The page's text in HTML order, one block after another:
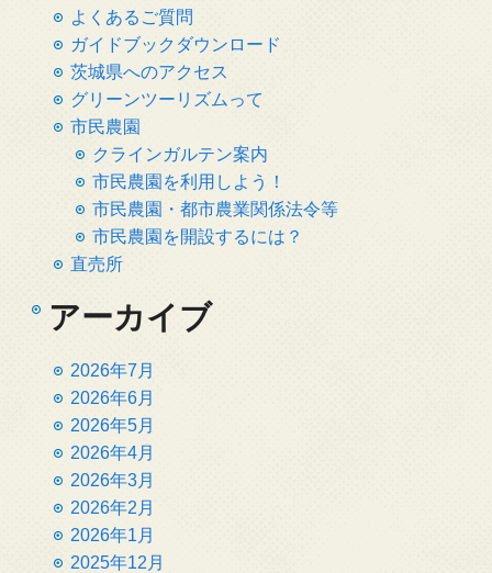
よくあるご質問
ガイドブックダウンロード
茨城県へのアクセス
グリーンツーリズムって
市民農園
クラインガルテン案内
市民農園を利用しよう！
市民農園・都市農業関係法令等
市民農園を開設するには？
直売所
アーカイブ
2026年7月
2026年6月
2026年5月
2026年4月
2026年3月
2026年2月
2026年1月
2025年12月